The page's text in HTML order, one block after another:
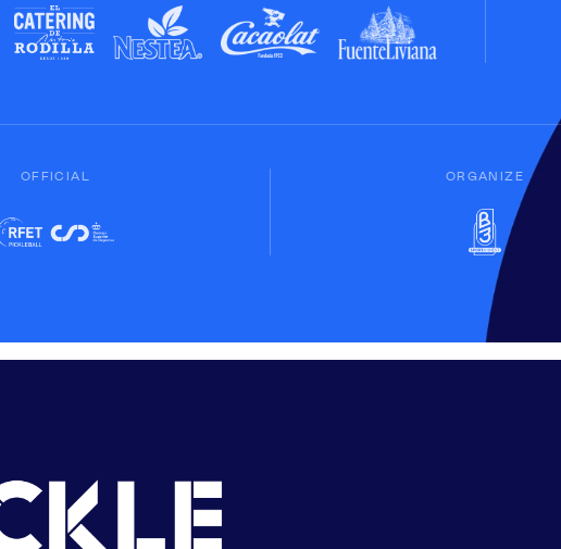
OFFICIAL ORGANIZE